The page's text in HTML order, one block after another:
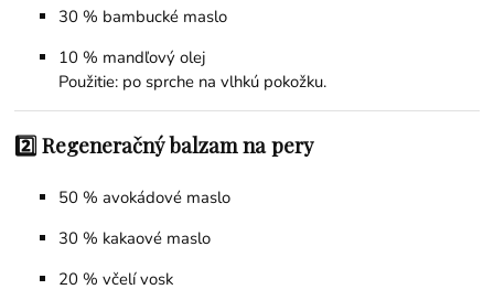
30 % bambucké maslo
10 % mandľový olej
Použitie: po sprche na vlhkú pokožku.
2️⃣ Regeneračný balzam na pery
50 % avokádové maslo
30 % kakaové maslo
20 %včelí vosk